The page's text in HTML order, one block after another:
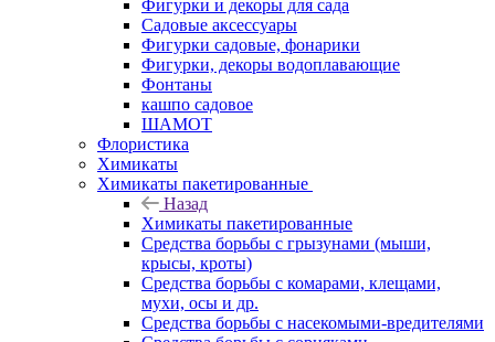
Фигурки и декоры для сада
Садовые аксессуары
Фигурки садовые, фонарики
Фигурки, декоры водоплавающие
Фонтаны
кашпо садовое
ШАМОТ
Флористика
Химикаты
Химикаты пакетированные
Назад
Химикаты пакетированные
Средства борьбы с грызунами (мыши,
крысы, кроты)
Средства борьбы с комарами, клещами,
мухи, осы и др.
Средства борьбы с насекомыми-вредителями